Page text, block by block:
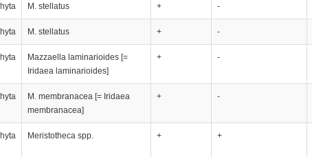
M. stellatus + -
M. stellatus + -
Мazzaella laminarioides [=
Iridaea laminarioides]
+ -
M. membranacea [= Iridaea
membranacea]
+ -
Meristotheca spp. + +